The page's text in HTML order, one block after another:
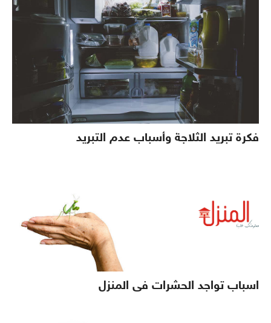
فكرة تبريد الثلاجة وأسباب عدم التبريد
اسباب تواجد الحشرات فى المنزل